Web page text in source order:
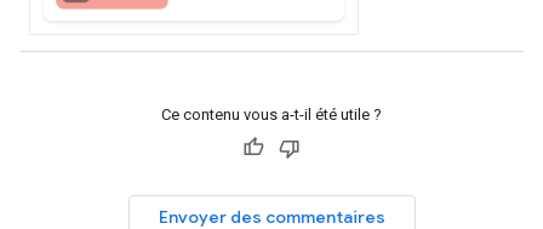
Ce contenu vous a-t-il été utile ?
Envoyer des commentaires